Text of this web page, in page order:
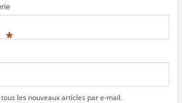
*
les nouveaux articles par e-mail.